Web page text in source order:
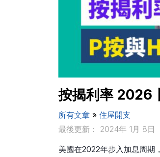
按揭利率 2026
所有文章» 住屋開支
最後更新： 2024年 1月 8日
美國在2022年步入加息周期